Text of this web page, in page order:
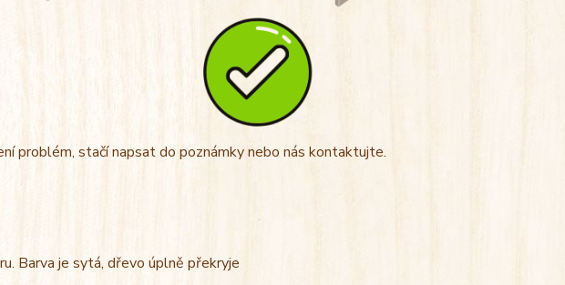
problém, stačí napsat do poznámky nebo nás kontaktujte.
Barva je sytá, dřevo úplně překryje